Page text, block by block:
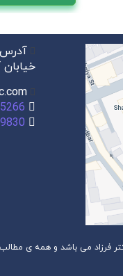
آدرس:
خیابان آهور،
می باشد و همه ی مطالب